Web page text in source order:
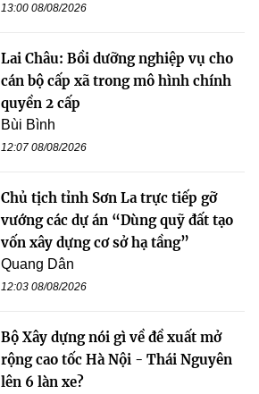
13:00 08/08/2026
Lai Châu: Bồi dưỡng nghiệp vụ cho
cán bộ cấp xã trong mô hình chính
quyền 2 cấp
Bùi Bình
12:07 08/08/2026
Chủ tịch tỉnh Sơn La trực tiếp gỡ
vướng các dự án “Dùng quỹ đất tạo
vốn xây dựng cơ sở hạ tầng”
Quang Dân
12:03 08/08/2026
Bộ Xây dựng nói gì về đề xuất mở
rộng cao tốc Hà Nội - Thái Nguyên
lên 6 làn xe?